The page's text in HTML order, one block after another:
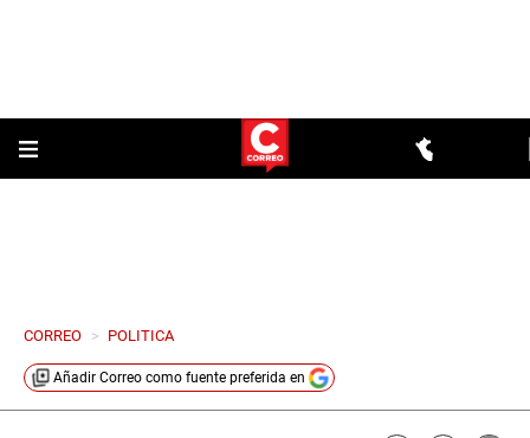
CORREO > POLITICA
Añadir Correo como fuente preferida en